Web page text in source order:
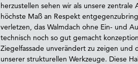
herzustellen sehen wir als unsere
höchste Maß an Respekt
verletzen, das Walmdach ohne Ein- und
technisch noch so gut gemacht
Ziegelfassade unverändert zu zeigen und
unserer strukturellen Werkzeuge. Diese